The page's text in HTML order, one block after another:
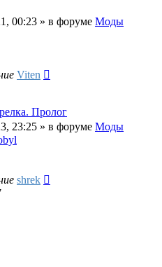
00:23 » в форуме Моды
Viten
Пролог
23:25 » в форуме Моды
shrek